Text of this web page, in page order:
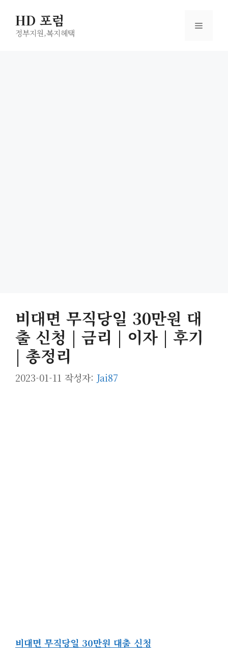
HD 포럼
정부지원,복지헤택
메
비대면 무직당일 30만원 대
출 신청 | 금리 | 이자 | 후기
| 총정리
2023-01-11 작성자: Jai87
비대면 무직당일 30만원 대출 신청